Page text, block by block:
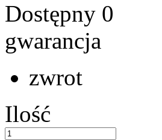
Dostępny 0
gwarancja
zwrot
Ilość